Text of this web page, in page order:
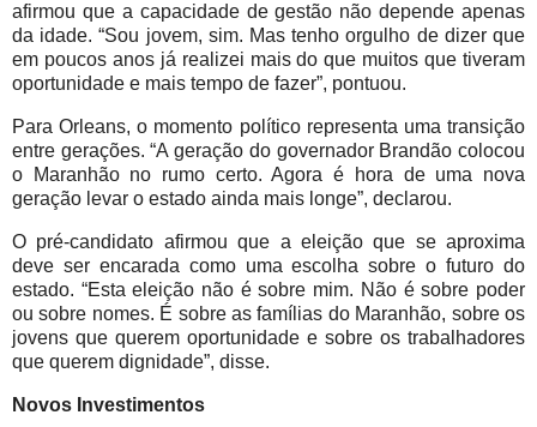
afirmou que a capacidade de gestão não depende apenas
da idade. “Sou jovem, sim. Mas tenho orgulho de dizer que
em poucos anos já realizei mais do que muitos que tiveram
oportunidade e mais tempo de fazer”, pontuou.
Para Orleans, o momento político representa uma transição
entre gerações. “A geração do governador Brandão colocou
o Maranhão no rumo certo. Agora é hora de uma nova
geração levar o estado ainda mais longe”, declarou.
O pré-candidato afirmou que a eleição que se aproxima
deve ser encarada como uma escolha sobre o futuro do
estado. “Esta eleição não é sobre mim. Não é sobre poder
ou sobre nomes. É sobre as famílias do Maranhão, sobre os
jovens que querem oportunidade e sobre os trabalhadores
que querem dignidade”, disse.
Novos Investimentos